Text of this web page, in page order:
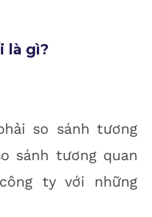
là gì?
so sánh tương
sánh tương quan
ty với những